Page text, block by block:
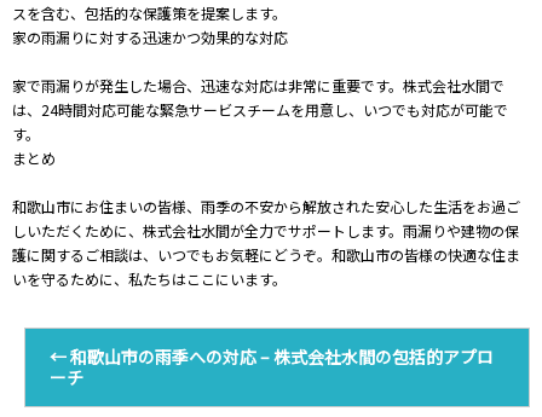
スを含む、包括的な保護策を提案します。
家の雨漏りに対する迅速かつ効果的な対応
家で雨漏りが発生した場合、迅速な対応は非常に重要です。株式会社水間で
は、24時間対応可能な緊急サービスチームを用意し、いつでも対応が可能で
す。
まとめ
和歌山市にお住まいの皆様、雨季の不安から解放された安心した生活をお過ご
しいただくために、株式会社水間が全力でサポートします。雨漏りや建物の保
護に関するご相談は、いつでもお気軽にどうぞ。和歌山市の皆様の快適な住ま
いを守るために、私たちはここにいます。
←和歌山市の雨季への対応 – 株式会社水間の包括的アプロ
ーチ